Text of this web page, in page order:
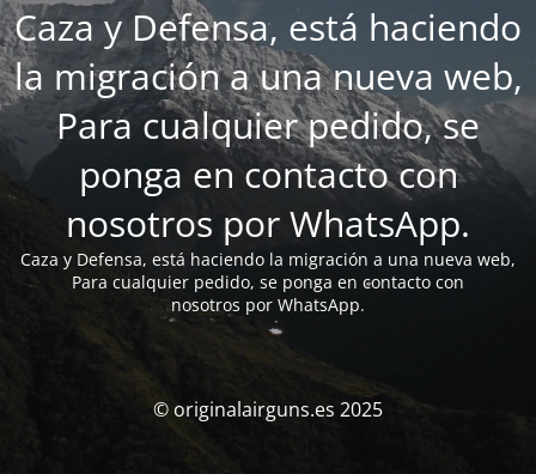
Caza y Defensa, está haciendo
la migración a una nueva web,
Para cualquier pedido, se
ponga en contacto con
nosotros por WhatsApp.
Caza y Defensa, está haciendo la migración a una nueva web,
Para cualquier pedido, se ponga en contacto con
nosotros por WhatsApp.
© originalairguns.es 2025